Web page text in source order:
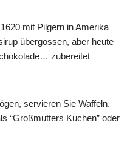
mit Pilgern in Amerika
übergossen, aber heute
zubereitet
servieren Sie Waffeln.
“Großmutters Kuchen” oder